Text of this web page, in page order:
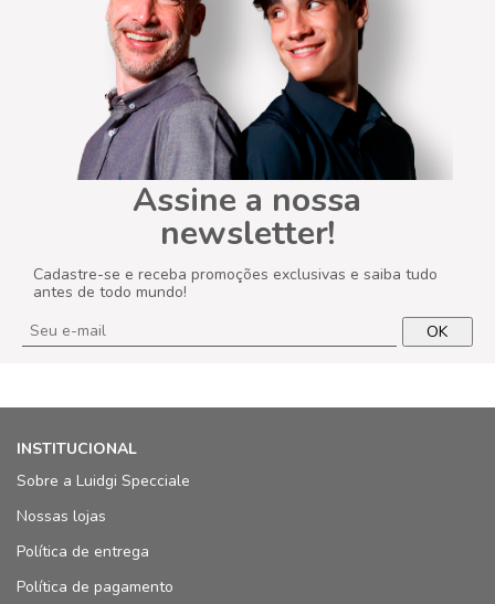
Assine a nossa
newsletter!
Cadastre-se e receba promoções exclusivas e saiba tudo
antes de todo mundo!
OK
INSTITUCIONAL
Sobre a Luidgi Specciale
Nossas lojas
Política de entrega
Política de pagamento